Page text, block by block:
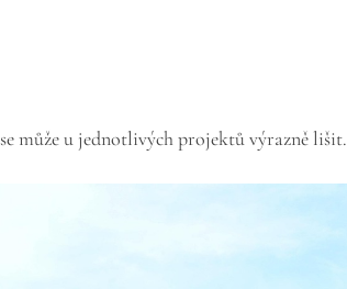
může u jednotlivých projektů výrazně lišit.